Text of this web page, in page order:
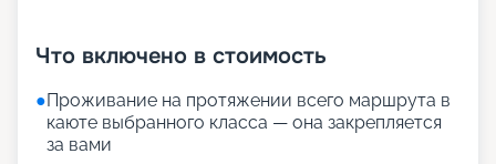
Что включено в стоимость
●Проживание на протяжении всего маршрута в
каюте выбранного класса — она закрепляется
за вами